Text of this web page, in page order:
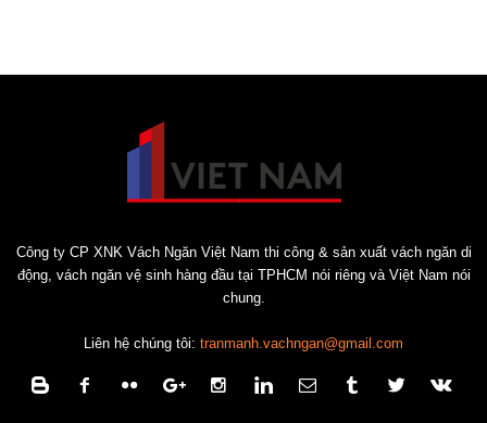
Công ty CP XNK Vách Ngăn Việt Nam thi công & sản xuất vách ngăn di
động, vách ngăn vệ sinh hàng đầu tại TPHCM nói riêng và Việt Nam nói
chung.
Liên hệ chúng tôi: tranmanh.vachngan@gmail.com